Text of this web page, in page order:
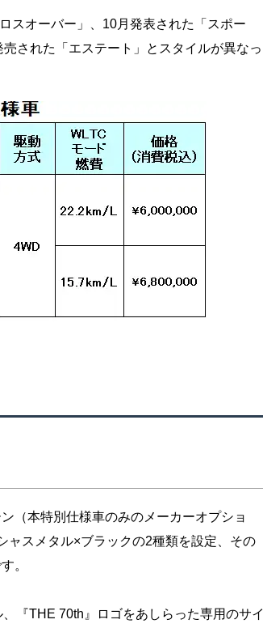
スオーバー」、10月発表された「スポー
された「エステート」とスタイルが異なっ
（本特別仕様車のみのメーカーオプショ
ャスメタル×ブラックの2種類を設定、その
。
『THE 70th』ロゴをあしらった専用のサイ